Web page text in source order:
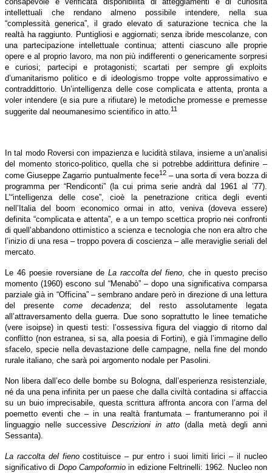
intellettuali che rendano almeno possibile intendere, nella sua
“complessità generica”, il grado elevato di saturazione tecnica che la
realtà ha raggiunto. Puntigliosi e aggiornati; senza ibride mescolanze, con
una partecipazione intellettuale continua; attenti ciascuno alle proprie
opere e al proprio lavoro, ma non più indifferenti o genericamente sorpresi
e curiosi; partecipi e protagonisti; scartati per sempre gli exploits
d’umanitarismo politico e di ideologismo troppe volte approssimativo e
contraddittorio. Un’intelligenza delle cose complicata e attenta, pronta a
voler intendere (e sia pure a rifiutare) le metodiche promesse e premesse
suggerite dal neoumanesimo scientifico in atto.11
In tal modo Roversi con impazienza e lucidità stilava, insieme a un’analisi
del momento storico-politico, quella che si potrebbe addirittura definire –
come Giuseppe Zagarrio puntualmente fece12– una sorta di vera bozza di
programma per “Rendiconti” (la cui prima serie andrà dal 1961 al ’77).
L’“intelligenza delle cose”, cioè la penetrazione critica degli eventi
nell’Italia del boom economico ormai in atto, veniva (doveva essere)
definita “complicata e attenta”, e a un tempo scettica proprio nei confronti
di quell’abbandono ottimistico a scienza e tecnologia che non era altro che
l’inizio di una resa – troppo povera di coscienza – alle meraviglie seriali del
mercato.
Le 46 poesie roversiane de La raccolta del fieno, che in questo preciso
momento (1960) escono sul “Menabò” – dopo una significativa comparsa
parziale già in “Officina” – sembrano andare però in direzione di una lettura
del presente come decadenza; del resto assolutamente legata
all’attraversamento della guerra. Due sono soprattutto le linee tematiche
(vere isoipse) in questi testi: l’ossessiva figura del viaggio di ritorno dal
conflitto (non estranea, si sa, alla poesia di Fortini), e già l’immagine dello
sfacelo, specie nella devastazione delle campagne, nella fine del mondo
rurale italiano, che sarà poi argomento nodale per Pasolini.
Non libera dall’eco delle bombe su Bologna, dall’esperienza resistenziale,
né da una pena infinita per un paese che dalla civiltà contadina si affaccia
su un buio imprecisabile, questa scrittura affronta ancora con l’arma del
poemetto eventi che – in una realtà frantumata – frantumeranno poi il
linguaggio nelle successive Descrizioni in atto(dalla metà degli anni
Sessanta).
La raccolta del fienocostituisce – pur entro i suoi limiti lirici – il nucleo
significativo di Dopo Campoformioin edizione Feltrinelli: 1962. Nucleo non